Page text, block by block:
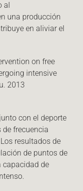
al
una producción
en aliviar el
on free
intensive
2013
con el deporte
frecuencia
resultados de
de puntos de
capacidad de